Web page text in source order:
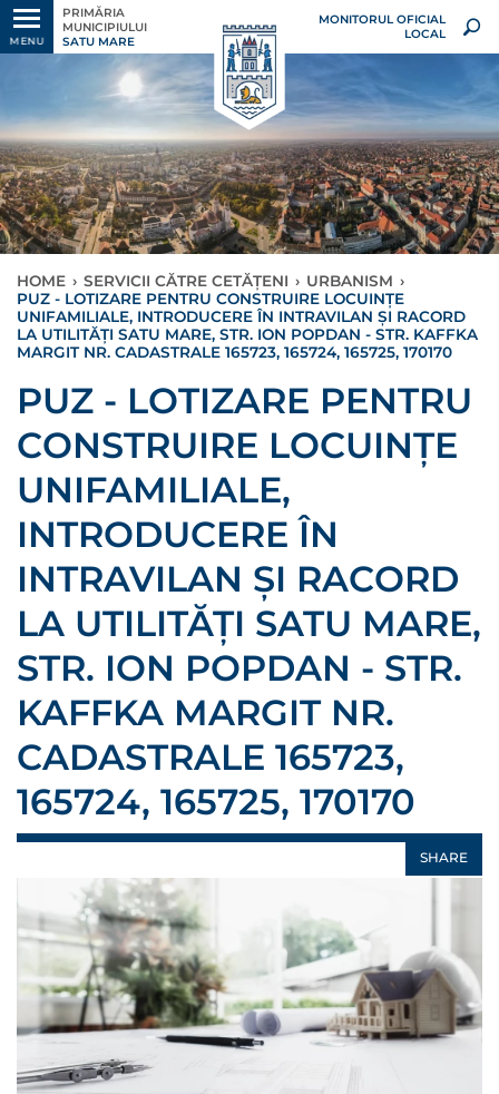
MENU
PRIMĂRIA
MUNICIPIULUI
SATU MARE
MONITORUL OFICIAL
LOCAL
HOME › SERVICII CĂTRE CETĂȚENI › URBANISM ›
PUZ - LOTIZARE PENTRU CONSTRUIRE LOCUINȚE
UNIFAMILIALE, INTRODUCERE ÎN INTRAVILAN ȘI RACORD
LA UTILITĂȚI SATU MARE, STR. ION POPDAN - STR. KAFFKA
MARGIT NR. CADASTRALE 165723, 165724, 165725, 170170
PUZ - LOTIZARE PENTRU
CONSTRUIRE LOCUINȚE
UNIFAMILIALE,
INTRODUCERE ÎN
INTRAVILAN ȘI RACORD
LA UTILITĂȚI SATU MARE,
STR. ION POPDAN - STR.
KAFFKA MARGIT NR.
CADASTRALE 165723,
165724, 165725, 170170
SHARE